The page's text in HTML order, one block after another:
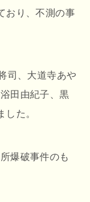
おり、不測の事
司、大道寺あや
田由紀子、黒
た。
爆破事件のも